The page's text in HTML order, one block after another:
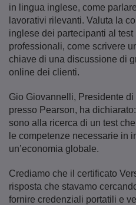
in lingua inglese, come
lavorativi rilevanti. Valuta la
inglese dei partecipanti al
professionali, come scrivere
chiave di una discussione di
online dei clienti.
Gio Giovannelli, Presidente
presso Pearson, ha
sono alla ricerca di un test
le competenze necessarie in
un’economia globale.
Crediamo che il certificato
risposta che stavamo
fornire credenziali portatili e